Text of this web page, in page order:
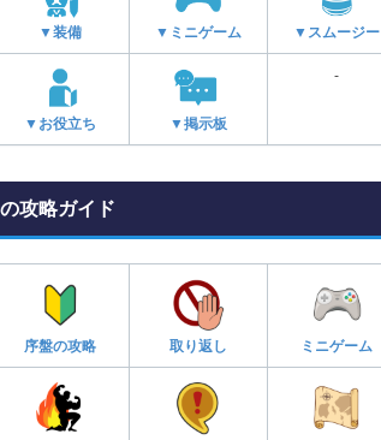
▼装備 ▼ミニゲーム ▼スムージー
▼お役立ち ▼掲示板
-
攻略ガイド
序盤の攻略 取り返し ミニゲーム